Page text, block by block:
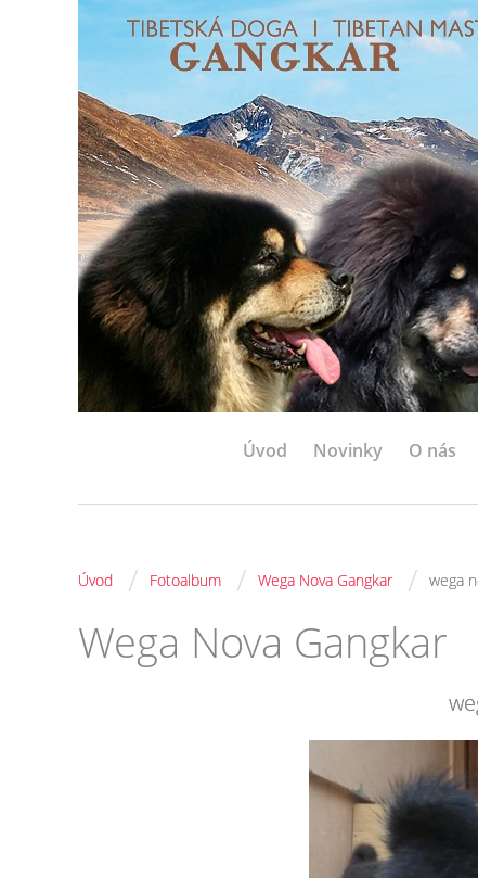
Úvod Novinky O nás
Úvod / Fotoalbum / Wega Nova Gangkar / wega
Wega Nova Gangkar